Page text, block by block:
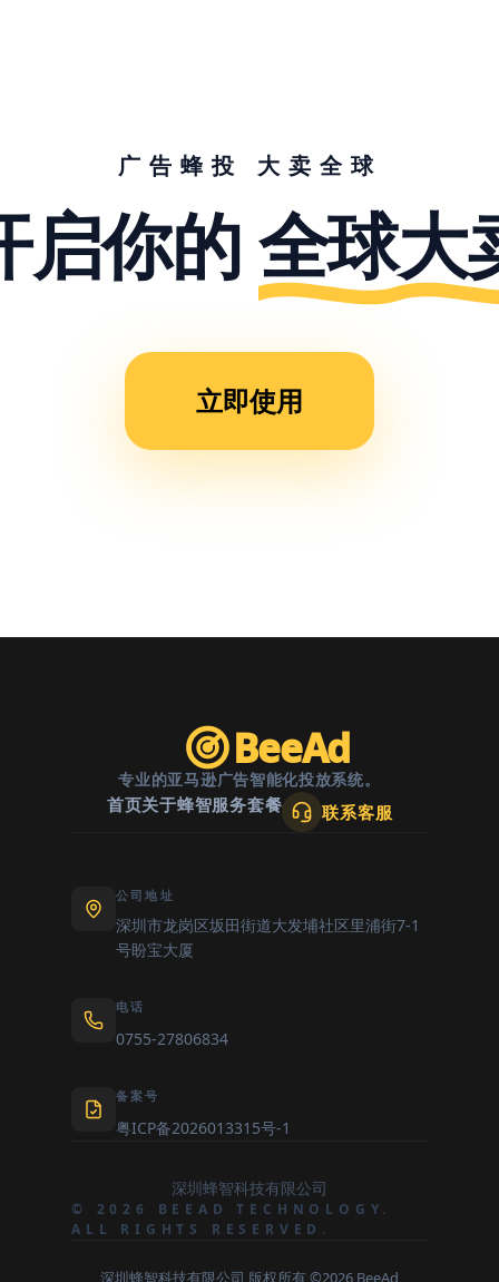
了我
们大
量的
运营
间，
现在
止一
广告蜂投 大卖全球
启你的全球大
立即使用
BeeAd
专业的亚马逊广告智能化投放系统。
首页关于蜂智服务套餐 联系客服
公司地址
深圳市龙岗区坂田街道大发埔社区里浦街7-1
号盼宝大厦
电话
0755-27806834
备案号
粤ICP备2026013315号-1
深圳蜂智科技有限公司
© 2026 BEEAD TECHNOLOGY.
ALL RIGHTS RESERVED.
深圳蜂智科技有限公司 版权所有 ©2026 BeeAd